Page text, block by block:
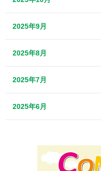
2025年9月
2025年8月
2025年7月
2025年6月